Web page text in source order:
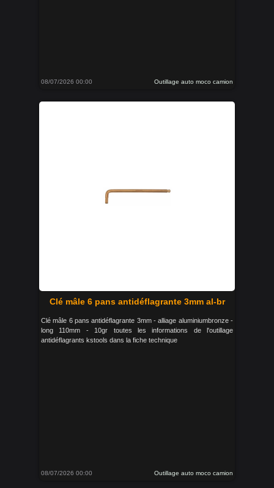
08/07/2026 00:00 Outillage auto moco camion
Clé mâle 6 pans antidéflagrante 3mm al-br
Clé mâle 6 pans antidéflagrante 3mm - alliage aluminiumbronze -
long 110mm - 10gr toutes les informations de l'outillage
antidéflagrants kstools dans la fiche technique
08/07/2026 00:00 Outillage auto moco camion